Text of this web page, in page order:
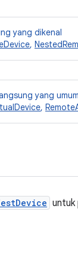
yang dikenal
,
yang umum
,